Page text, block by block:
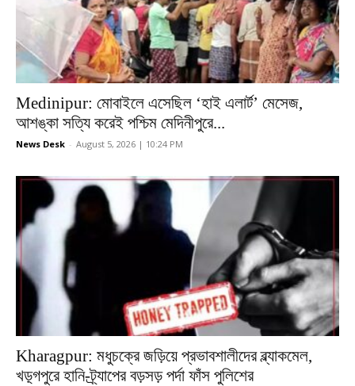
Medinipur: মোবাইলে এসেছিল ‘হাই এলার্ট’ মেসেজ,
আশঙ্কা সত্যি করেই পশ্চিম মেদিনীপুরে...
News Desk - August 5, 2026 | 10:24 PM
Kharagpur: মধুচক্রে জড়িয়ে প্রভাবশালীদের ব্ল্যাকমেল,
খড়্গপুরে হানি-ট্র্যাপের বড়সড় পর্দা ফাঁস পুলিশের